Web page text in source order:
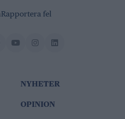
Rapportera fel
NYHETER
OPINION